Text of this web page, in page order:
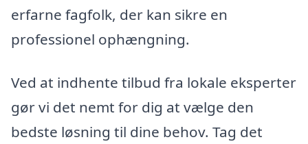
erfarne fagfolk, der kan sikre en
professionel ophængning.
Ved at indhente tilbud fra lokale eksperter
gør vi det nemt for dig at vælge den
bedste løsning til dine behov. Tag det